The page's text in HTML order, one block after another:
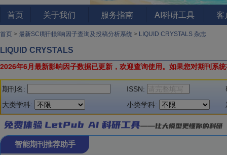
首页 关于我们 服务指南 AI科研工具 客
首页 > 最新SCI期刊影响因子查询及投稿分析系统 > LIQUID CRYSTALS 杂志
LIQUID CRYSTALS
2026年6月最新影响因子数据已更新，欢迎查询使用。 如果您对期刊系
期刊名: ISSN:
大类学科:
小类学科:
智能期刊推荐助手